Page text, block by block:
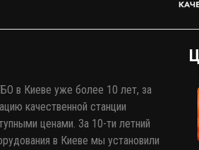
в Киеве уже более 10 лет, за
качественной станции
ценами. За 10-ти летний
в Киеве мы установили